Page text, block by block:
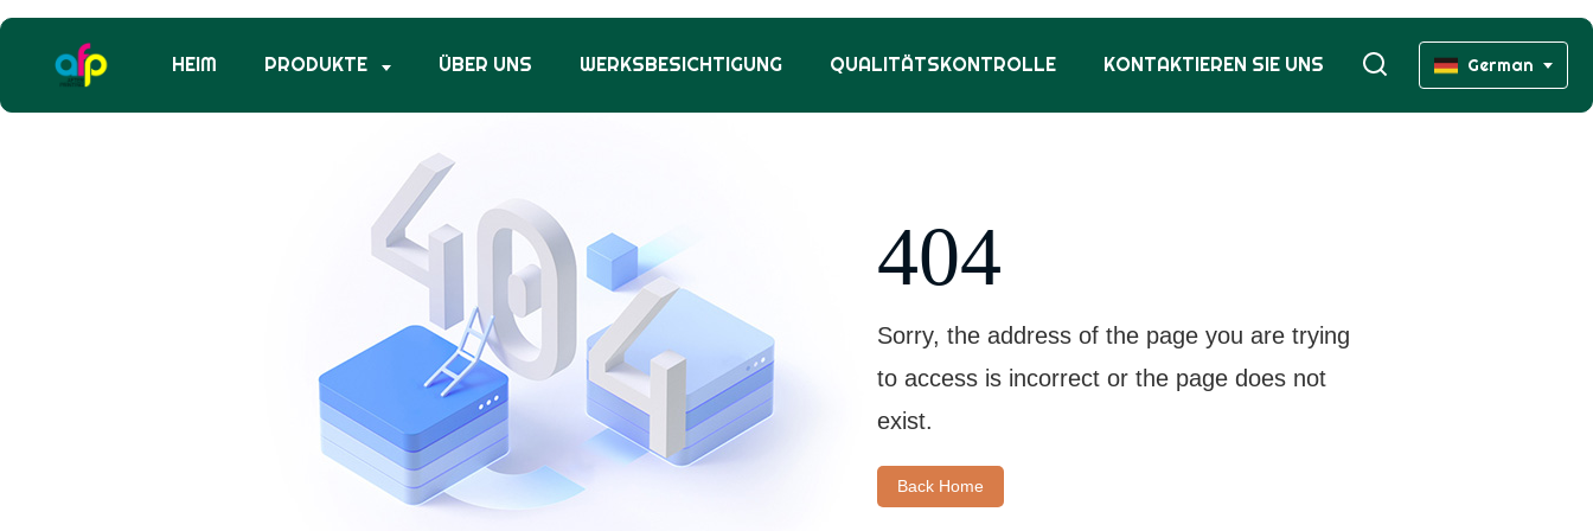
HEIM PRODUKTE ÜBER UNS WERKSBESICHTIGUNG QUALITÄTSKONTROLLE KONTAKTIEREN SIE UNS German
404
Sorry, the address of the page you are trying
to access is incorrect or the page does not
exist.
Back Home